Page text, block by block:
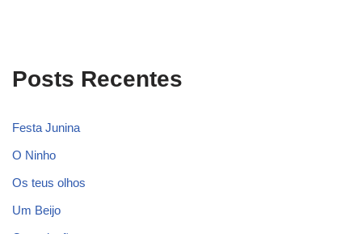
Posts Recentes
Festa Junina
O Ninho
Os teus olhos
Um Beijo